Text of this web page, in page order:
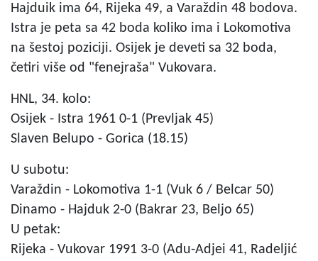
Hajduik ima 64, Rijeka 49, a Varaždin 48 bodova.
Istra je peta sa 42 boda koliko ima i Lokomotiva
na šestoj poziciji. Osijek je deveti sa 32 boda,
četiri više od "fenejraša" Vukovara.
HNL, 34. kolo:
Osijek - Istra 1961 0-1 (Prevljak 45)
Slaven Belupo - Gorica (18.15)
U subotu:
Varaždin - Lokomotiva 1-1 (Vuk 6 / Belcar 50)
Dinamo - Hajduk 2-0 (Bakrar 23, Beljo 65)
U petak:
Rijeka - Vukovar 1991 3-0 (Adu-Adjei 41, Radeljić